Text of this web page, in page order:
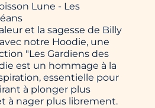
Lune - Les
et la sagesse de Billy
notre Hoodie, une
"Les Gardiens des
est un hommage à la
essentielle pour
à plonger plus
à nager plus librement.